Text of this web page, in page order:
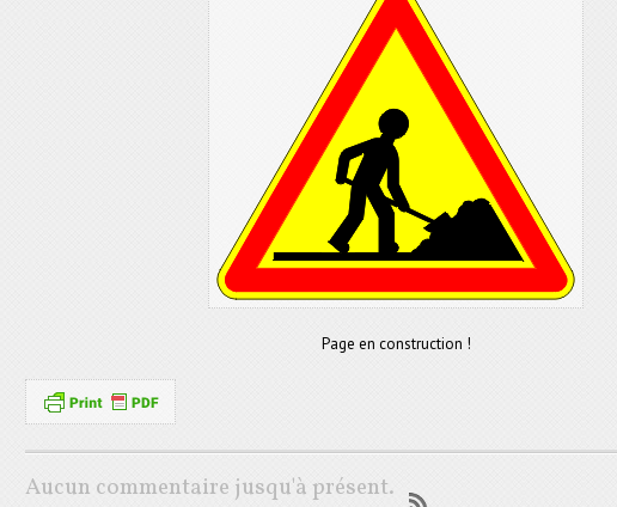
Page en construction !
Aucun commentaire jusqu'à présent.